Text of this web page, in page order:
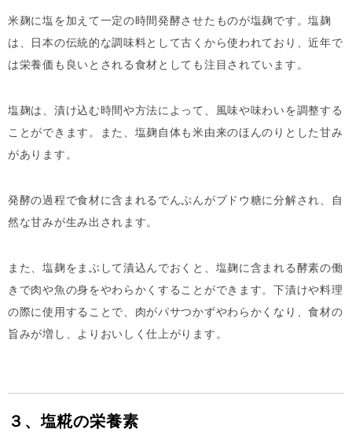
米麹に塩を加えて一定の時間発酵させたものが塩麹です。塩麹
は、日本の伝統的な調味料として古くから使われており、近年で
は栄養価も良いとされる食材としても注目されています。
塩麹は、漬け込む時間や方法によって、風味や味わいを調整する
ことができます。また、塩麹自体も米由来のほんのりとした甘み
があります。
発酵の過程で食材に含まれるでんぷんがブドウ糖に分解され、自
然な甘みが生み出されます。
また、塩麹をまぶして漬込んでおくと、塩麹に含まれる酵素の働
きで肉や魚の身をやわらかくすることができます。下漬けや料理
の際に使用することで、肉がパサつかずやわらかくなり、食材の
旨みが増し、よりおいしく仕上がります。
３、塩糀の栄養素